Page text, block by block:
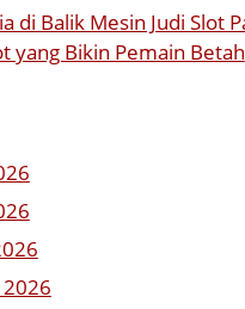
di Balik Mesin Judi Slot
yang Bikin Pemain Betah